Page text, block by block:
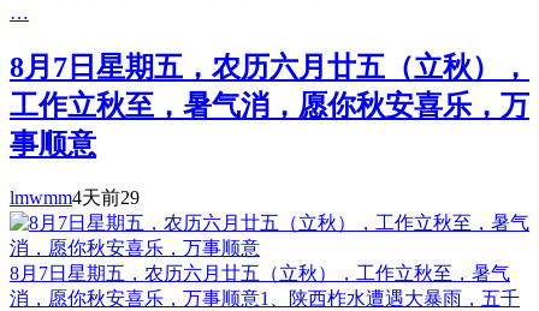
…
8月7日星期五，农历六月廿五（立秋），
工作立秋至，暑气消，愿你秋安喜乐，万
事顺意
lmwmm4天前29
8月7日星期五，农历六月廿五（立秋），工作立秋至，暑气
消，愿你秋安喜乐，万事顺意1、陕西柞水遭遇大暴雨，五千